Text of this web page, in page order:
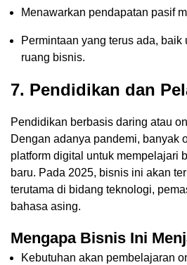
Menawarkan pendapatan pasif
Permintaan yang terus ada, baik
ruang bisnis.
7. Pendidikan dan
Pendidikan berbasis daring atau
Dengan adanya pandemi, banyak
platform digital untuk mempelajari
baru. Pada 2025, bisnis ini akan
terutama di bidang teknologi,
bahasa asing.
Mengapa Bisnis Ini
Kebutuhan akan pembelajaran